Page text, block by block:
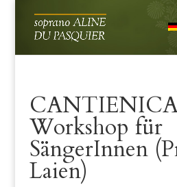
Workshop für
SängerInnen
Laien)